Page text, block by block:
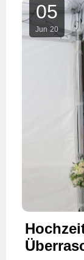
05
Jun 20